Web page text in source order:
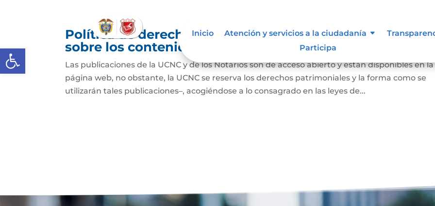
Abrir barra de herramientas
Inicio Atención y servicios a la ciudadanía
Participa
Política de derechos de autor y/o autorización de uso
sobre los contenidos
Las publicaciones de la UCNC y de los Notarios son de acceso abierto y están disponibles en la
página web, no obstante, la UCNC se reserva los derechos patrimoniales y la forma como se
utilizarán tales publicaciones–, acogiéndose a lo consagrado en las leyes de...